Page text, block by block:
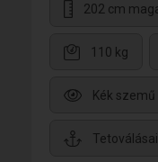
202 cm
110 kg
Kék szemű